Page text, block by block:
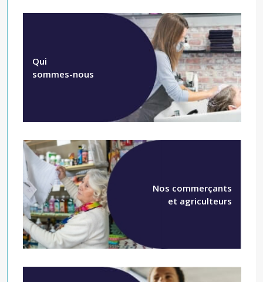
Qui
sommes-nous
Nos commerçants
et agriculteurs